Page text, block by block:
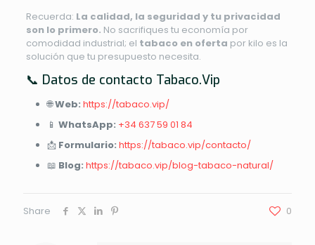
Recuerda: La calidad, la seguridad y tu privacidad
son lo primero. No sacrifiques tu economía por
comodidad industrial; el tabaco en oferta por kilo es la
solución que tu presupuesto necesita.
📞 Datos de contacto Tabaco.Vip
🌐Web: https://tabaco.vip/
📱 WhatsApp: +34 637 59 01 84
📩 Formulario: https://tabaco.vip/contacto/
📖 Blog: https://tabaco.vip/blog-tabaco-natural/
Share 0